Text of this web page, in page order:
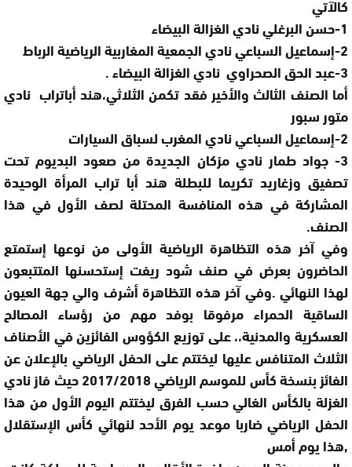
كالآتي
1-حسن البرغلي نادي الغزالة البيضاء
2-إسماعيل السباعي نادي الجمعية المغاربية الرياضية الرباط
3-عبد الحق الصحراوي نادي الغزالة البيضاء .
أما الصنف الثالث والأخير فقد تكمن الثلاثي،هند أباتراب نادي
متور سبور
2-إسماعيل السباعي نادي المغرب لسباق السيارات
3- جواد طمار نادي مزكان الجديدة من صعود البديوم تحت
تصفيق وزغاريد تكريما للبطلة هند أبا تراب المرأة الوحيدة
المشاركة في هذه المنافسة المحتلة لصف الأول في هذا
الصنف.
وفي آخر هذه التظاهرة الرياضية الأولى من نوعها إستمتع
الحاضرون بعرض في صنف شود ريفت إستحسنها المتتبعون
لهذا النهائي .وفي آخر هذه التظاهرة أشرف والي جهة العيون
الساقية الحمراء مرفوقا بوفد مهم من رؤساء المصالح
العسكرية والمدنية،، على توزيع الكؤوس الفائزين في الأصناف
الثلاث المتنافس عليها ليختتم على الحفل الرياضي بالإعلان عن
الفائز بنسخة كأس للموسم الرياضي 2017/2018 حيث فاز نادي
الغزلة بالكأس الغالي حسب الفرق ليختتم اليوم الأول من هذا
الحفل الرياضي ضاربا موعد يوم الأحد لنهائي كأس الإستقلال
,هذا يوم أمس